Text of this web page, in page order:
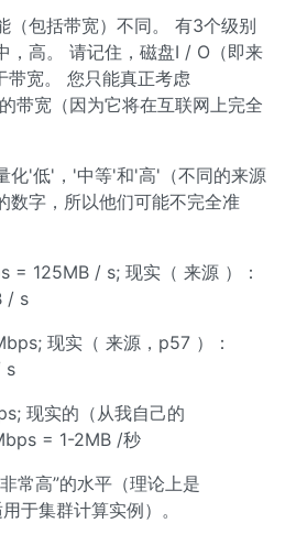
（包括带宽）不同。 有3个级别
，高。 请记住，磁盘I / O（即来
带宽。 您只能真正考虑
带宽（因为它将在互联网上完全
化'低'，'中等'和'高'（不同的来源
数字，所以他们可能不完全准
= 125MB / s; 现实（ 来源 ）：
/ s
现实（ 来源，p57 ）：
s
现实的（从我自己的
= 1-2MB /秒
常高”的水平（理论上是
于集群计算实例）。